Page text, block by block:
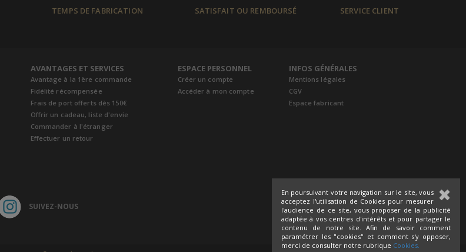
En poursuivant votre navigation sur le site, vous
acceptez l'utilisation de Cookies pour mesurer
l'audience de ce site, vous proposer de la publicité
adaptée à vos centres d'intérêts et pour partager le
contenu de notre site. Afin de savoir comment
paramétrer les "cookies" et comment s'y opposer,
merci de consulter notre rubrique Cookies.
TEMPS DE FABRICATION SATISFAIT OU REMBOURSÉ SERVICE CLIENT
AVANTAGES ET SERVICES
Avantage à la 1ère commande
Fidélité récompensée
Frais de port offerts dès 150€
Offrir un cadeau, liste d'envie
Commander à l'étranger
Effectuer un retour
ESPACE PERSONNEL
Créer un compte
Accéder à mon compte
INFOS GÉNÉRALES
Mentions légales
CGV
Espace fabricant
SUIVEZ-NOUS